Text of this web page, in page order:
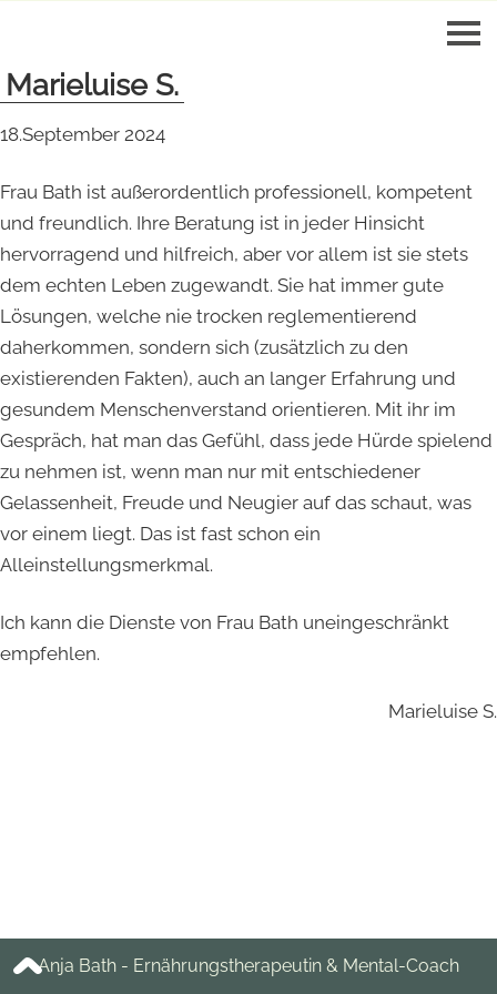
Marieluise S.
18.September 2024
Frau Bath ist außerordentlich professionell, kompetent
und freundlich. Ihre Beratung ist in jeder Hinsicht
hervorragend und hilfreich, aber vor allem ist sie stets
dem echten Leben zugewandt. Sie hat immer gute
Lösungen, welche nie trocken reglementierend
daherkommen, sondern sich (zusätzlich zu den
existierenden Fakten), auch an langer Erfahrung und
gesundem Menschenverstand orientieren. Mit ihr im
Gespräch, hat man das Gefühl, dass jede Hürde spielend
zu nehmen ist, wenn man nur mit entschiedener
Gelassenheit, Freude und Neugier auf das schaut, was
vor einem liegt. Das ist fast schon ein
Alleinstellungsmerkmal.
Ich kann die Dienste von Frau Bath uneingeschränkt
empfehlen.
Marieluise S.
Anja Bath - Ernährungstherapeutin & Mental-Coach